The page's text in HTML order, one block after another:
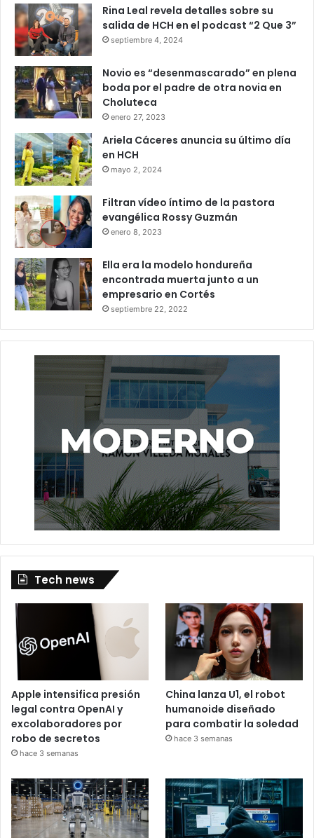
Rina Leal revela detalles sobre su
salida de HCH en el podcast “2 Que 3”
septiembre 4, 2024
Novio es “desenmascarado” en plena
boda por el padre de otra novia en
Choluteca
enero 27, 2023
Ariela Cáceres anuncia su último día
en HCH
mayo 2, 2024
Filtran vídeo íntimo de la pastora
evangélica Rossy Guzmán
enero 8, 2023
Ella era la modelo hondureña
encontrada muerta junto a un
empresario en Cortés
septiembre 22, 2022
Tech news
Apple intensifica presión
legal contra OpenAI y
excolaboradores por
robo de secretos
hace 3 semanas
China lanza U1, el robot
humanoide diseñado
para combatir la soledad
hace 3 semanas